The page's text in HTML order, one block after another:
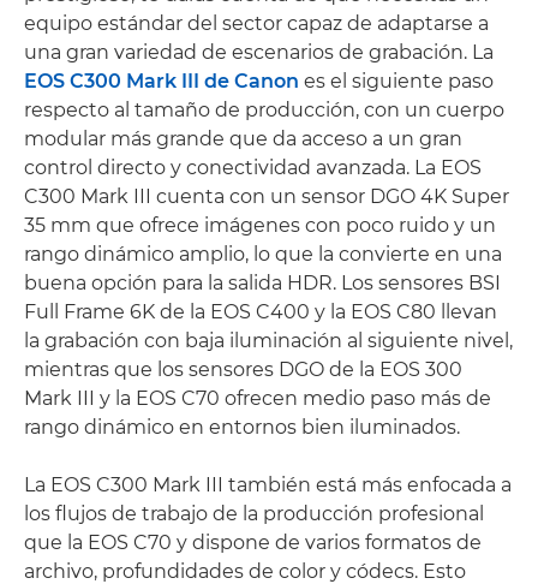
equipo estándar del sector capaz de adaptarse a
una gran variedad de escenarios de grabación. La
EOS C300 Mark III de Canon es el siguiente paso
respecto al tamaño de producción, con un cuerpo
modular más grande que da acceso a un gran
control directo y conectividad avanzada. La EOS
C300 Mark III cuenta con un sensor DGO 4K Super
35 mm que ofrece imágenes con poco ruido y un
rango dinámico amplio, lo que la convierte en una
buena opción para la salida HDR. Los sensores BSI
Full Frame 6K de la EOS C400 y la EOS C80 llevan
la grabación con baja iluminación al siguiente nivel,
mientras que los sensores DGO de la EOS 300
Mark III y la EOS C70 ofrecen medio paso más de
rango dinámico en entornos bien iluminados.
La EOS C300 Mark III también está más enfocada a
los flujos de trabajo de la producción profesional
que la EOS C70 y dispone de varios formatos de
archivo, profundidades de color y códecs. Esto